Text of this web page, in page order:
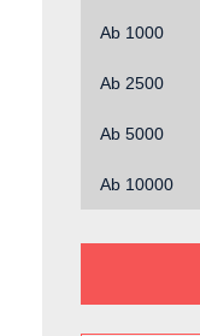
Ab 1000
Ab 2500
Ab 5000
Ab 10000